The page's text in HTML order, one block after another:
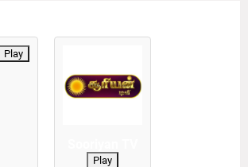
Play
Play